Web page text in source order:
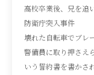
高校卒業後、兄を追
防衛庁突入事件
壊れた自転車でブレ
警備員に取り押さえ
いう誓約書を書かさ